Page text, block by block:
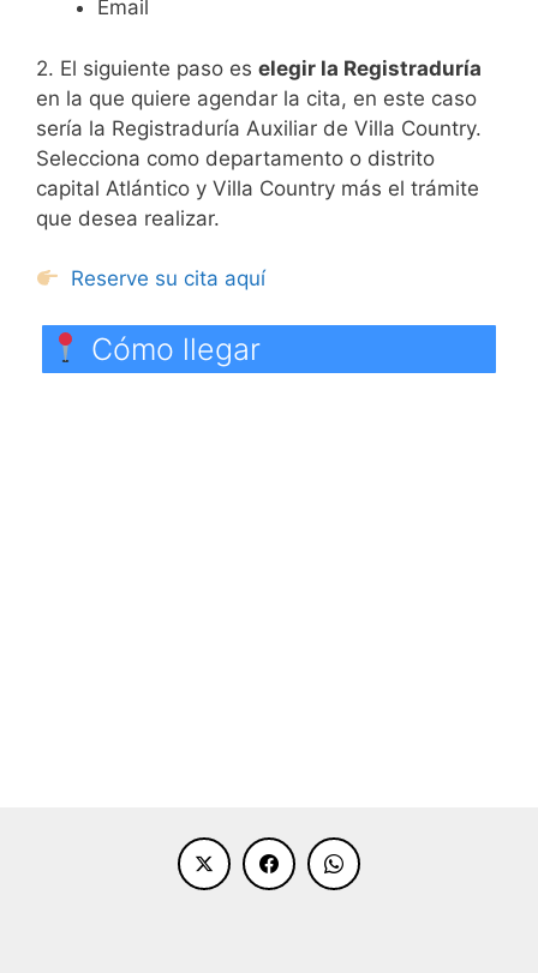
Email
2. El siguiente paso es elegir la Registraduría
en la que quiere agendar la cita, en este caso
sería la Registraduría Auxiliar de Villa Country.
Selecciona como departamento o distrito
capital Atlántico y Villa Country más el trámite
que desea realizar.
Reserve su cita aquí
Cómo llegar